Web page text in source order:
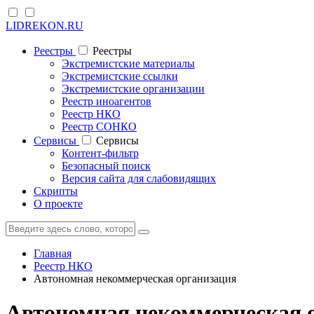
LIDREKON.RU
Реестры
Реестры
Экстремистские материалы
Экстремистские ссылки
Экстремистские организации
Реестр иноагентов
Реестр НКО
Реестр СОНКО
Cервисы
Cервисы
Контент-фильтр
Безопасный поиск
Версия сайта для слабовидящих
Скрипты
О проекте
Главная
Реестр НКО
Автономная некоммерческая организация